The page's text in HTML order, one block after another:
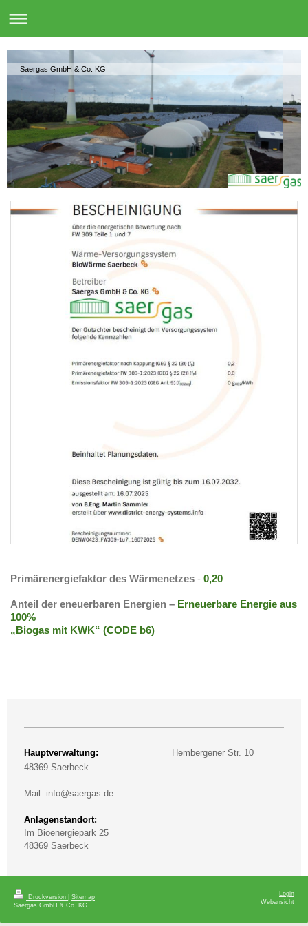
Saergas GmbH & Co. KG
Primärenergiefaktor des Wärmenetzes - 0,20
Anteil der eneuerbaren Energien – Erneuerbare Energie aus
100%
„Biogas mit KWK“ (CODE b6)
Hauptverwaltung:
Hembergener Str. 10
48369 Saerbeck
Mail: info@saergas.de
Anlagenstandort:
Im Bioenergiepark 25
48369 Saerbeck
Druckversion
Sitemap
Saergas GmbH & Co. KG
Login
Webansicht